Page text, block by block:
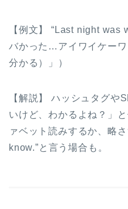
【例文】 “Last night was
バかった…アイワイケー
分かる）」）
【解説】 ハッシュタグや
いけど、わかるよね？」
ァベット読みするか、略
know.”と言う場合も。